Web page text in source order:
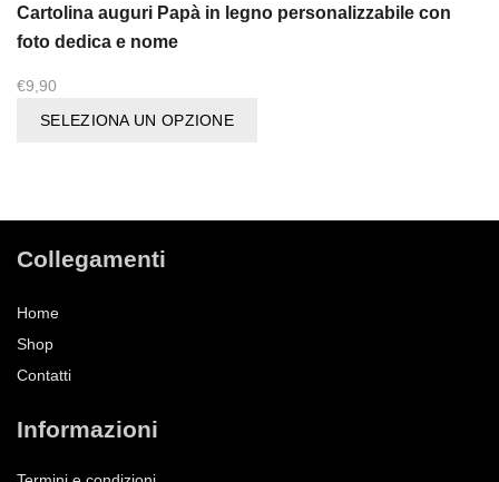
Cartolina auguri Papà in legno personalizzabile con
foto dedica e nome
€9,90
SELEZIONA UN OPZIONE
Collegamenti
Home
Shop
Contatti
Informazioni